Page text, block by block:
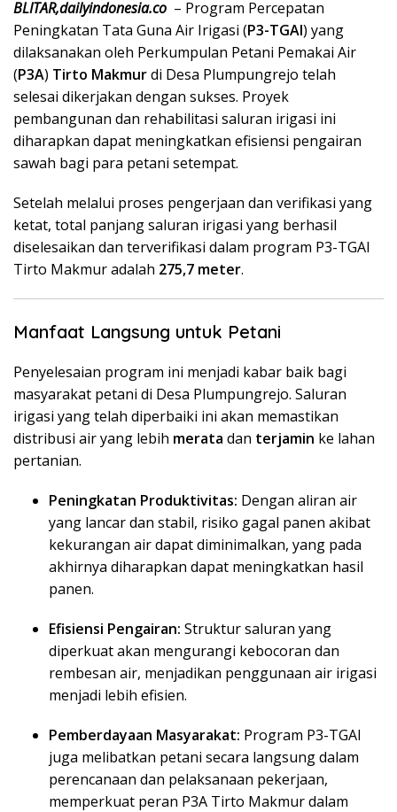
BLITAR,dailyindonesia.co – Program Percepatan
Peningkatan Tata Guna Air Irigasi (P3-TGAI) yang
dilaksanakan oleh Perkumpulan Petani Pemakai Air
(P3A) Tirto Makmurdi Desa Plumpungrejo telah
selesai dikerjakan dengan sukses. Proyek
pembangunan dan rehabilitasi saluran irigasi ini
diharapkan dapat meningkatkan efisiensi pengairan
sawah bagi para petani setempat.
Setelah melalui proses pengerjaan dan verifikasi yang
ketat, total panjang saluran irigasi yang berhasil
diselesaikan dan terverifikasi dalam program P3-TGAI
Tirto Makmur adalah 275,7 meter.
Manfaat Langsung untuk Petani
Penyelesaian program ini menjadi kabar baik bagi
masyarakat petani di Desa Plumpungrejo. Saluran
irigasi yang telah diperbaiki ini akan memastikan
distribusi air yang lebih merata dan terjamin ke lahan
pertanian.
Peningkatan Produktivitas: Dengan aliran air
yang lancar dan stabil, risiko gagal panen akibat
kekurangan air dapat diminimalkan, yang pada
akhirnya diharapkan dapat meningkatkan hasil
panen.
Efisiensi Pengairan: Struktur saluran yang
diperkuat akan mengurangi kebocoran dan
rembesan air, menjadikan penggunaan air irigasi
menjadi lebih efisien.
Pemberdayaan Masyarakat: Program P3-TGAI
juga melibatkan petani secara langsung dalam
perencanaan dan pelaksanaan pekerjaan,
memperkuat peran P3A Tirto Makmur dalam